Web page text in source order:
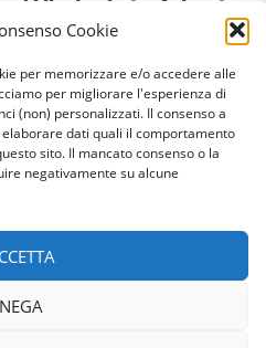
Cookie
per memorizzare e/o accedere alle
per migliorare l'esperienza di
(non) personalizzati. Il consenso a
dati quali il comportamento
sito. Il mancato consenso o la
negativamente su alcune
NEGA
locale, trasferimento
al terminal Riello dal 15 al 17
2023
Studenteschi di Atletica a
arrestano due giovani per
ai fini di spaccio di sostanze
Cookie Policy Contatti
90148040562 - N° iscrizione
i diritti riservati